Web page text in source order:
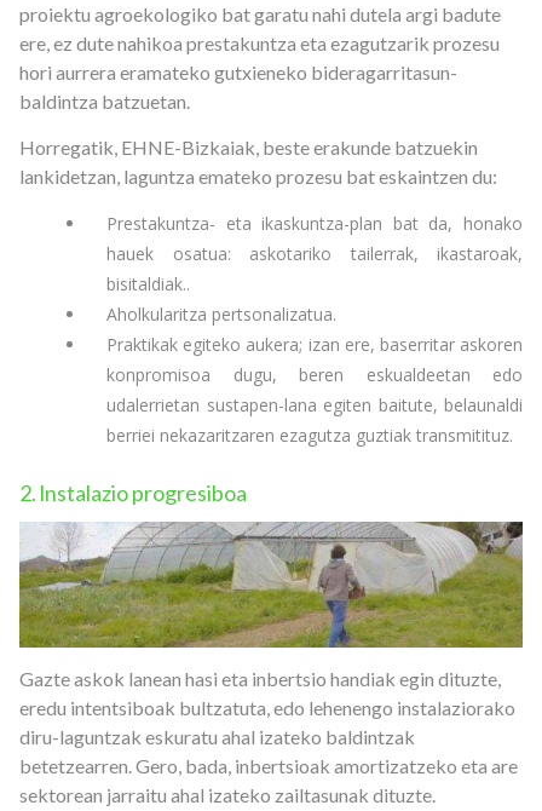
proiektu agroekologiko bat garatu nahi dutela argi badute
ere, ez dute nahikoa prestakuntza eta ezagutzarik prozesu
hori aurrera eramateko gutxieneko bideragarritasun-
baldintza batzuetan.
Horregatik, EHNE-Bizkaiak, beste erakunde batzuekin
lankidetzan, laguntza emateko prozesu bat eskaintzen du:
Prestakunt­za- eta ikaskuntza-plan bat da, honako
hauek osatua: askotariko tailerrak, ikastaroak,
bisitaldiak..
Aholkularitza pertsonalizatua.
Praktikak egiteko aukera; izan ere, baserritar askoren
konpromisoa dugu, beren eskualdeetan edo
udalerrietan sustapen-lana egiten baitute, belaunaldi
berriei nekazaritzaren ezagutza guztiak transmitituz.
2. lnstalazio progresiboa
Gazte askok lanean hasi eta inbertsio handiak egin dituzte,
eredu intentsiboak bultzatuta, edo lehenengo instalaziorako
diru-laguntzak eskuratu ahal izateko baldintzak
betetzearren. Gero, bada, inbertsioak amortizatzeko eta are
sektorean jarraitu ahal izateko zailtasunak dituzte.